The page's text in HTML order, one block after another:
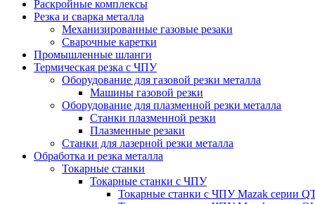
Раскройные комплексы
Резка и сварка металла
Механизированные газовые резаки
Сварочные каретки
Промышленные шланги
Термическая резка с ЧПУ
Оборудование для газовой резки металла
Машины газовой резки
Оборудование для плазменной резки металла
Станки плазменной резки
Плазменные резаки
Станки для лазерной резки металла
Обработка и резка металла
Токарные станки
Токарные станки с ЧПУ
Токарные станки с ЧПУ Mazak серии